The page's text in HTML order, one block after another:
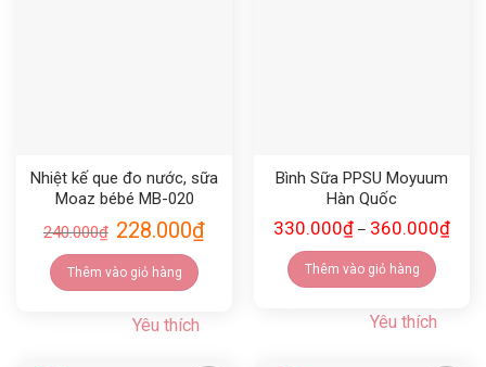
Nhiệt kế que đo nước, sữa
Moaz bébé MB-020
240.000₫ 228.000₫
Thêm vào giỏ hàng
Yêu thích
Bình Sữa PPSU Moyuum
Hàn Quốc
330.000₫ – 360.000₫
Thêm vào giỏ hàng
Yêu thích